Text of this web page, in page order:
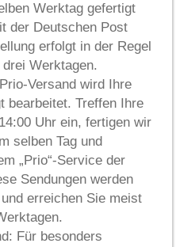
Werktag gefertigt
der Deutschen Post
erfolgt in der Regel
Werktagen.
Versand wird Ihre
bearbeitet. Treffen Ihre
Uhr ein, fertigen wir
selben Tag und
„Prio“-Service der
Sendungen werden
erreichen Sie meist
.
Für besonders